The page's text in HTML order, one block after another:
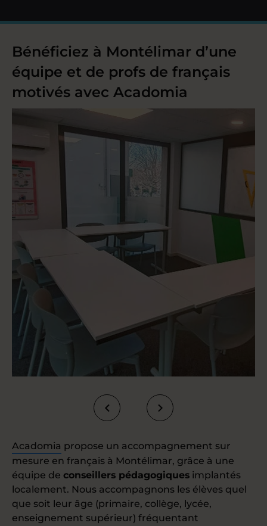
Bénéficiez à Montélimar d’une
équipe et de profs de français
motivés avec Acadomia
Acadomia propose un accompagnement sur
mesure en français à Montélimar, grâce à une
équipe de conseillers pédagogiques implantés
localement. Nous accompagnons les élèves quel
que soit leur âge (primaire, collège, lycée,
enseignement supérieur) fréquentant